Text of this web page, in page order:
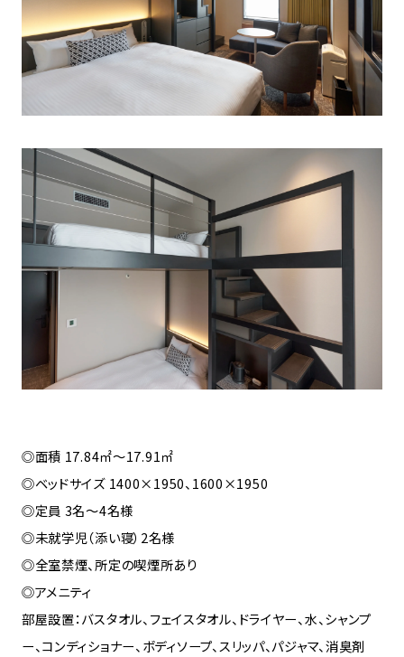
◎面積 17.84㎡〜17.91㎡
◎ベッドサイズ 1400×1950、1600×1950
◎定員 3名〜4名様
◎未就学児（添い寝）2名様
◎全室禁煙、所定の喫煙所あり
◎アメニティ
部屋設置：バスタオル、フェイスタオル、ドライヤー、水、シャンプ
ー、コンディショナー、ボディソープ、スリッパ、パジャマ、消臭剤